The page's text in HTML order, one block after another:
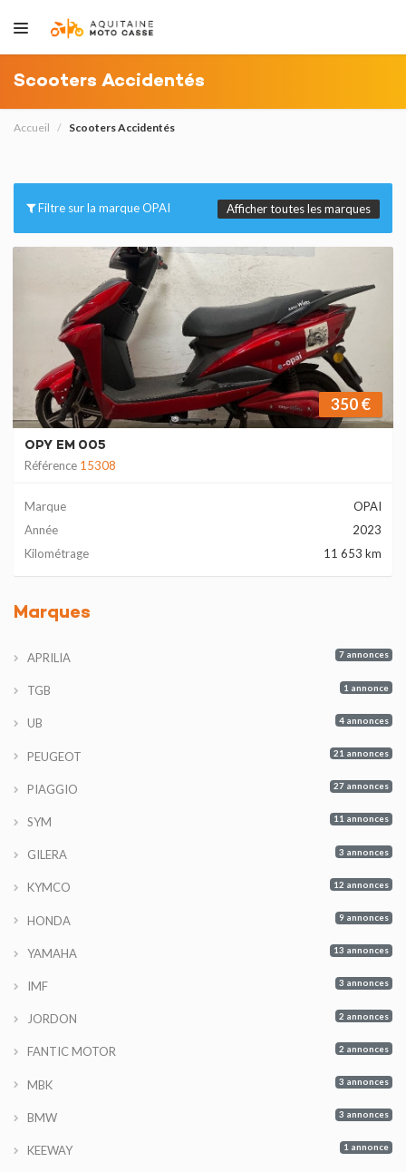
Scooters Accidentés
Accueil Scooters Accidentés
Filtre sur la marque OPAI Afficher toutes les marques
350 €
OPY EM 005
Référence 15308
Marque
OPAI
Année
2023
Kilométrage
11 653 km
Marques
APRILIA 7 annonces
TGB 1 annonce
UB 4 annonces
PEUGEOT 21 annonces
PIAGGIO 27 annonces
SYM 11 annonces
GILERA 3 annonces
KYMCO 12 annonces
HONDA 9 annonces
YAMAHA 13 annonces
IMF 3 annonces
JORDON 2 annonces
FANTIC MOTOR 2 annonces
MBK 3 annonces
BMW 3 annonces
KEEWAY 1 annonce